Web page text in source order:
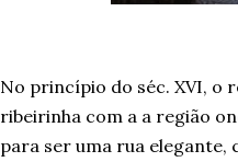
No princípio do séc. XVI, o
ribeirinha com a a região
para ser uma rua elegante,